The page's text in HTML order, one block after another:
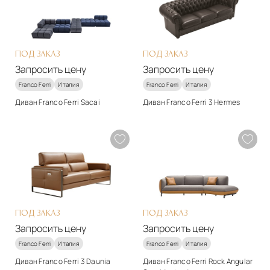
Подробнее
Запросить цену
Подробнее
Запросить цену
ПОД ЗАКАЗ
Запросить цену
Franco Ferri Италия
Диван Franco Ferri Sacai
Текстиль, натуральная
кожа, нубук
Подробнее
Запросить цену
ПОД ЗАКАЗ
Запросить цену
Franco Ferri Италия
Диван Franco Ferri 3 Hermes
Подробнее
Запросить цену
ПОД ЗАКАЗ
Запросить цену
Franco Ferri Италия
Диван Franco Ferri 3 Daunia
ПОД ЗАКАЗ
Запросить цену
Franco Ferri Италия
Диван Franco Ferri Rock Angular